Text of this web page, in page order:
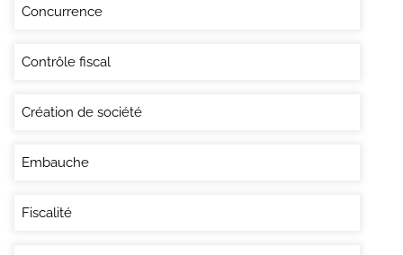
Concurrence
Contrôle fiscal
Création de société
Embauche
Fiscalité